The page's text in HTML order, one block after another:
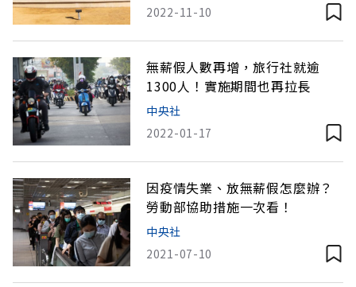
2022-11-10
無薪假人數再增，旅行社就逾
1300人！實施期間也再拉長
中央社
2022-01-17
因疫情失業、放無薪假怎麼辦？
勞動部協助措施一次看！
中央社
2021-07-10